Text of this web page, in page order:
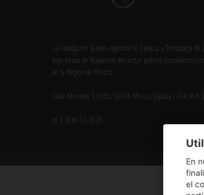
La Fundación Séneca-Agencia de Ciencia y Tecnología
bajo forma de fundación del sector público autonómico,
de la Región de Murcia.
Calle Manresa, 5, Entlo. 30004. Murcia, España | +34 968
© F SÉNECA 2026
En
el